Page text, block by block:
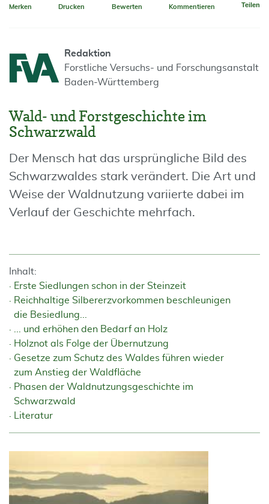
Merken Drucken Bewerten Kommentieren Teilen
Redaktion
Forstliche Versuchs- und Forschungsanstalt
Baden-Württemberg
Wald- und Forstgeschichte im
Schwarzwald
Der Mensch hat das ursprüngliche Bild des
Schwarzwaldes stark verändert. Die Art und
Weise der Waldnutzung variierte dabei im
Verlauf der Geschichte mehrfach.
Inhalt:
Erste Siedlungen schon in der Steinzeit
Reichhaltige Silbererzvorkommen beschleunigen
die Besiedlung...
... und erhöhen den Bedarf an Holz
Holznot als Folge der Übernutzung
Gesetze zum Schutz des Waldes führen wieder
zum Anstieg der Waldfläche
Phasen der Waldnutzungsgeschichte im
Schwarzwald
Literatur